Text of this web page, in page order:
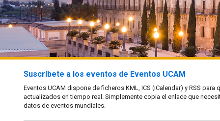
Suscríbete a los eventos de Eventos UCAM
Eventos UCAM dispone de ficheros KML, ICS (iCalendar) y RSS
actualizados en tiempo real. Simplemente copia el enlace que
datos de eventos mundiales.